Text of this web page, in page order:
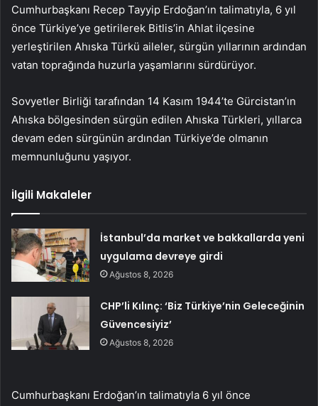
Cumhurbaşkanı Recep Tayyip Erdoğan’ın talimatıyla, 6 yıl
önce Türkiye’ye getirilerek Bitlis’in Ahlat ilçesine
yerleştirilen Ahıska Türkü aileler, sürgün yıllarının ardından
vatan toprağında huzurla yaşamlarını sürdürüyor.
Sovyetler Birliği tarafından 14 Kasım 1944’te Gürcistan’ın
Ahıska bölgesinden sürgün edilen Ahıska Türkleri, yıllarca
devam eden sürgünün ardından Türkiye’de olmanın
memnunluğunu yaşıyor.
İlgili Makaleler
İstanbul’da market ve bakkallarda yeni
uygulama devreye girdi
Ağustos 8, 2026
CHP’li Kılınç: ‘Biz Türkiye’nin Geleceğinin
Güvencesiyiz’
Ağustos 8, 2026
Cumhurbaşkanı Erdoğan’ın talimatıyla 6 yıl önce